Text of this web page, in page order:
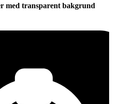
med transparent bakgrund